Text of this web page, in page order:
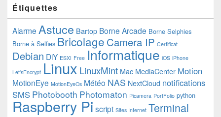
Étiquettes
Alarme Astuce Bartop Borne Arcade Borne Selphies
Borne à Selfies Bricolage Camera IP Certificat
Debian DiY ESXI Free Informatique iOS iPhone
Let'sEncrypt Linux LinuxMint Mac MediaCenter Motion
MotionEye MotionEyeOs Météo NAS NextCloud notifications
SMS Photobooth Photomaton Picamera PortFolio python
Raspberry Pi script Sites Internet Terminal